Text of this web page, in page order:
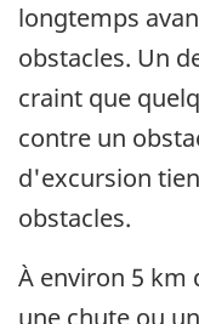
longtemps
obstacles. Un
craint que
contre un
d'excursion
obstacles.
À environ 5 km
une chute ou